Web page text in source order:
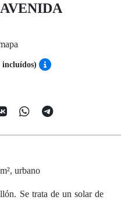
incluídos)
urbano
Se trata de un solar de